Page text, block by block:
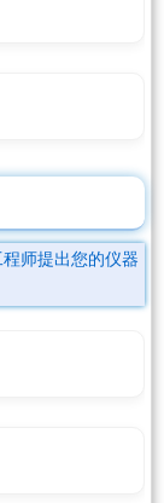
程师提出您的仪器